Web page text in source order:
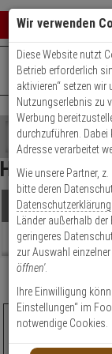
Shop
durchsuchen
Bitte
geben
Sie
mindestens
3
Zeichen
ein,
um
Suche
Es
wurde
noch
Kategorien
Suche
gestartet
+49 (0)821 899
Hoppe Dallas
Dallas E1643Z/
1
Wir verwenden
Diese Website nutzt
Betrieb erforderlich
aktivieren“ setzen
Nutzungserlebnis zu
Werbung
durchzuführen.
Adresse verarbeitet
Wie unsere Partner, z.
bitte deren
Datenschutzerklärung
Länder außerhalb
geringeres
zur Auswahl
öffnen'.
Ihre Einwilligung
Einstellungen“ im
notwendige Cookies.